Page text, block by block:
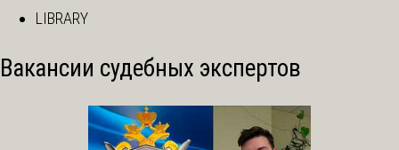
LIBRARY
Вакансии судебных экспертов